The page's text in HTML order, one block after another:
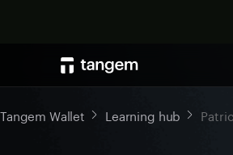
Tangem Wallet Learning hub